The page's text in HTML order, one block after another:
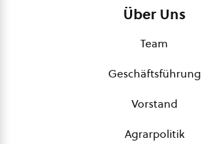
Über Uns
Team
Geschäftsführung
Vorstand
Agrarpolitik